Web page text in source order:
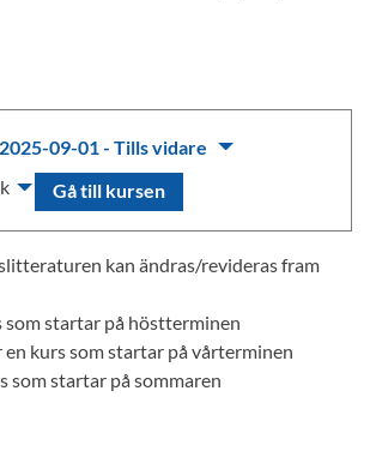
2025-09-01 - Tills vidare
Gå till kursen
kan ändras/revideras fram
som startar på höstterminen
kurs som startar på vårterminen
som startar på sommaren